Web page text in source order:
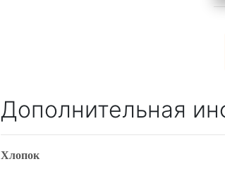
Дополнительная
Хлопок